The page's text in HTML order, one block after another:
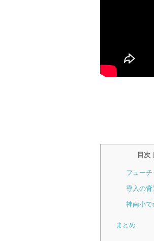
目次 [
フュー
導入の背
神南小で
まとめ